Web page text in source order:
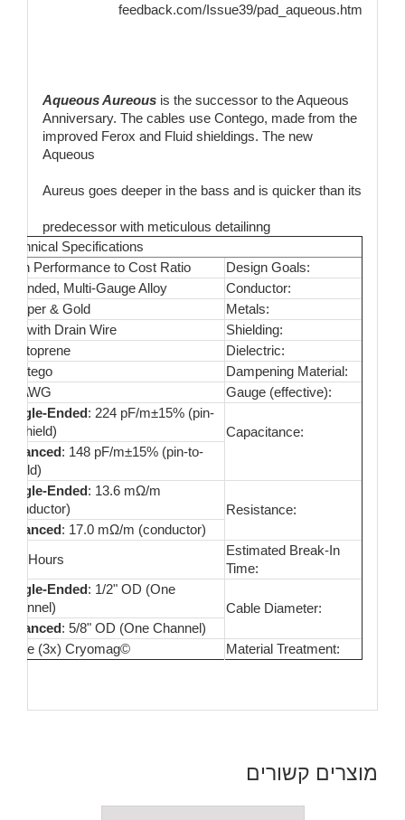
feedback.com/Issue39/pad_aqueous.htm
Aqueous Aureous is the successor to the Aqueous
Anniversary. The cables use Contego, made from the
improved Ferox and Fluid shieldings. The new
Aqueous
Aureus goes deeper in the bass and is quicker than its
predecessor with meticulous detailinng
Technical Specifications
Design Goals:
High Performance to Cost Ratio
Conductor:
Stranded, Multi-Gauge Alloy
Metals:
Copper & Gold
Shielding:
Foil with Drain Wire
Dielectric:
Santoprene
Dampening Material:
Contego
Gauge (effective):
18 AWG
Capacitance:
Single-Ended: 224 pF/m±15% (pin-
to-shield)
Balanced: 148 pF/m±15% (pin-to-
shield)
Resistance:
Single-Ended: 13.6 mΩ/m
(conductor)
Balanced: 17.0 mΩ/m (conductor)
Estimated Break-In
Time:
200 Hours
Cable Diameter:
Single-Ended: 1/2" OD (One
Channel)
Balanced: 5/8" OD (One Channel)
Material Treatment:
Triple (3x) Cryomag©
מוצרים קשורים